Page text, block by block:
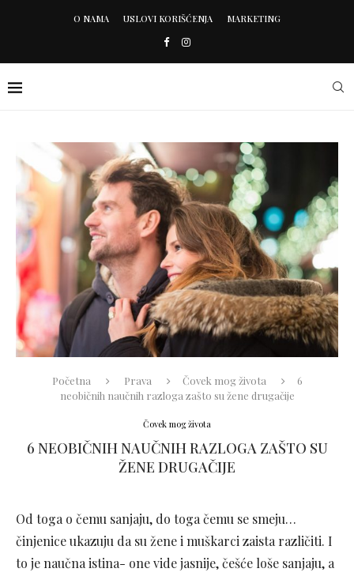
O NAMA USLOVI KORIŠĆENJA MARKETING
Početna Prava Čovek mog života
6
neobičnih naučnih razloga zašto su žene drugačije
Čovek mog života
6 NEOBIČNIH NAUČNIH RAZLOGA ZAŠTO SU
ŽENE DRUGAČIJE
Od toga o čemu sanjaju, do toga čemu se smeju…
činjenice ukazuju da su žene i muškarci zaista različiti. I
to je naučna istina- one vide jasnije, češće loše sanjaju, a